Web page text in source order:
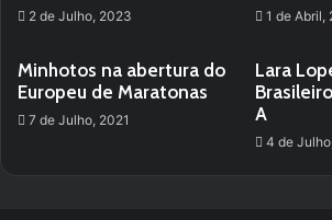
2 de Julho, 2023 1 de Abril,
Minhotos na abertura do
Europeu de Maratonas
7 de Julho, 2021
Lara
A
4 de